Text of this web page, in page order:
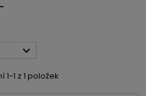

1-1 z 1 položek